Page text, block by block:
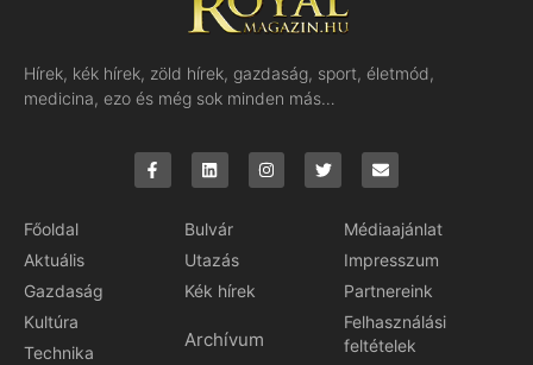
Hírek, kék hírek, zöld hírek, gazdaság, sport, életmód,
medicina, ezo és még sok minden más…
Főoldal
Aktuális
Gazdaság
Kultúra
Technika
Bulvár
Utazás
Kék hírek
Archívum
Médiaajánlat
Impresszum
Partnereink
Felhasználási
feltételek